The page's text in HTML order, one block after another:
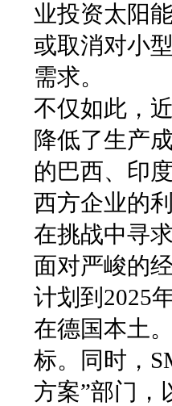
业投资太阳
或取消对小
需求。
不仅如此，
降低了生产
的巴西、印
西方企业的
在挑战中寻
面对严峻的
计划到2025
在德国本土
标。同时，
方案”部门，